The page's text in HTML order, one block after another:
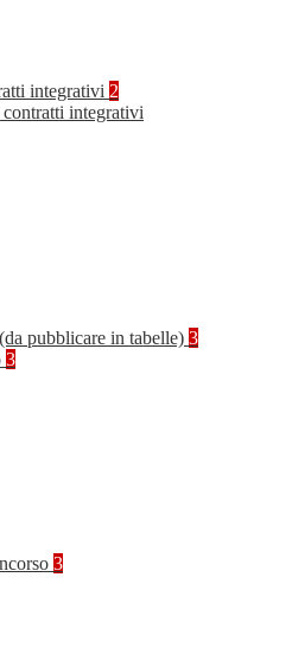
integrativi 2
integrativi
pubblicare in tabelle) 3
3
3